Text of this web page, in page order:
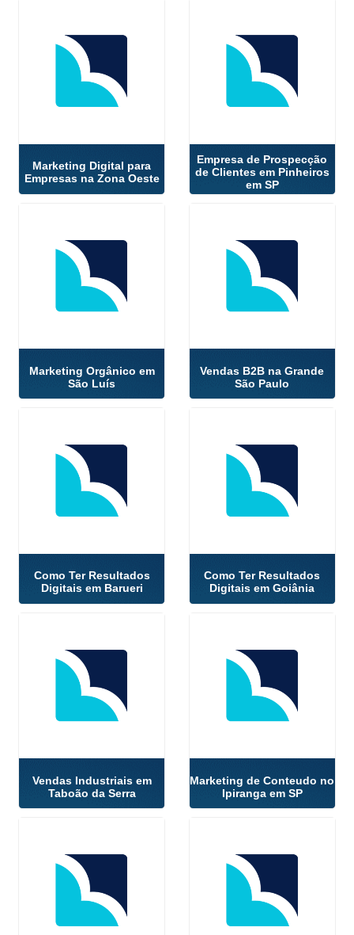
Marketing Digital para
Empresas na Zona Oeste
Empresa de Prospecção
de Clientes em Pinheiros
em SP
Marketing Orgânico em
São Luís
Vendas B2B na Grande
São Paulo
Como Ter Resultados
Digitais em Barueri
Como Ter Resultados
Digitais em Goiânia
Vendas Industriais em
Taboão da Serra
Marketing de Conteudo no
Ipiranga em SP